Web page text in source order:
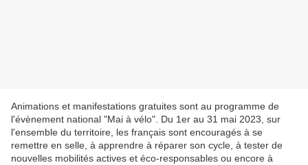
Animations et manifestations gratuites sont au programme de
l'évènement national "Mai à vélo". Du 1er au 31 mai 2023, sur
l'ensemble du territoire, les français sont encouragés à se
remettre en selle, à apprendre à réparer son cycle, à tester de
nouvelles mobilités actives et éco-responsables ou encore à